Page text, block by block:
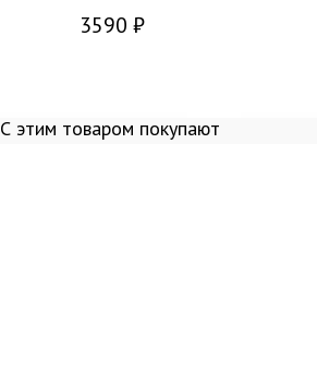
3590 ₽
С этим товаром покупают